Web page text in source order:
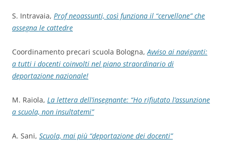
S. Intravaia, Prof neoassunti, così funziona il “cervellone” che
assegna le cattedre
Coordinamento precari scuola Bologna, Avviso ai naviganti:
a tutti i docenti coinvolti nel piano straordinario di
deportazione nazionale!
M. Raiola, La lettera dell’insegnante: “Ho rifiutato l’assunzione
a scuola, non insultatemi”
A. Sani, Scuola, mai più “deportazione dei docenti”